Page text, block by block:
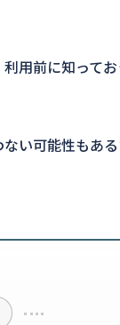
用前に知って
い可能性もある